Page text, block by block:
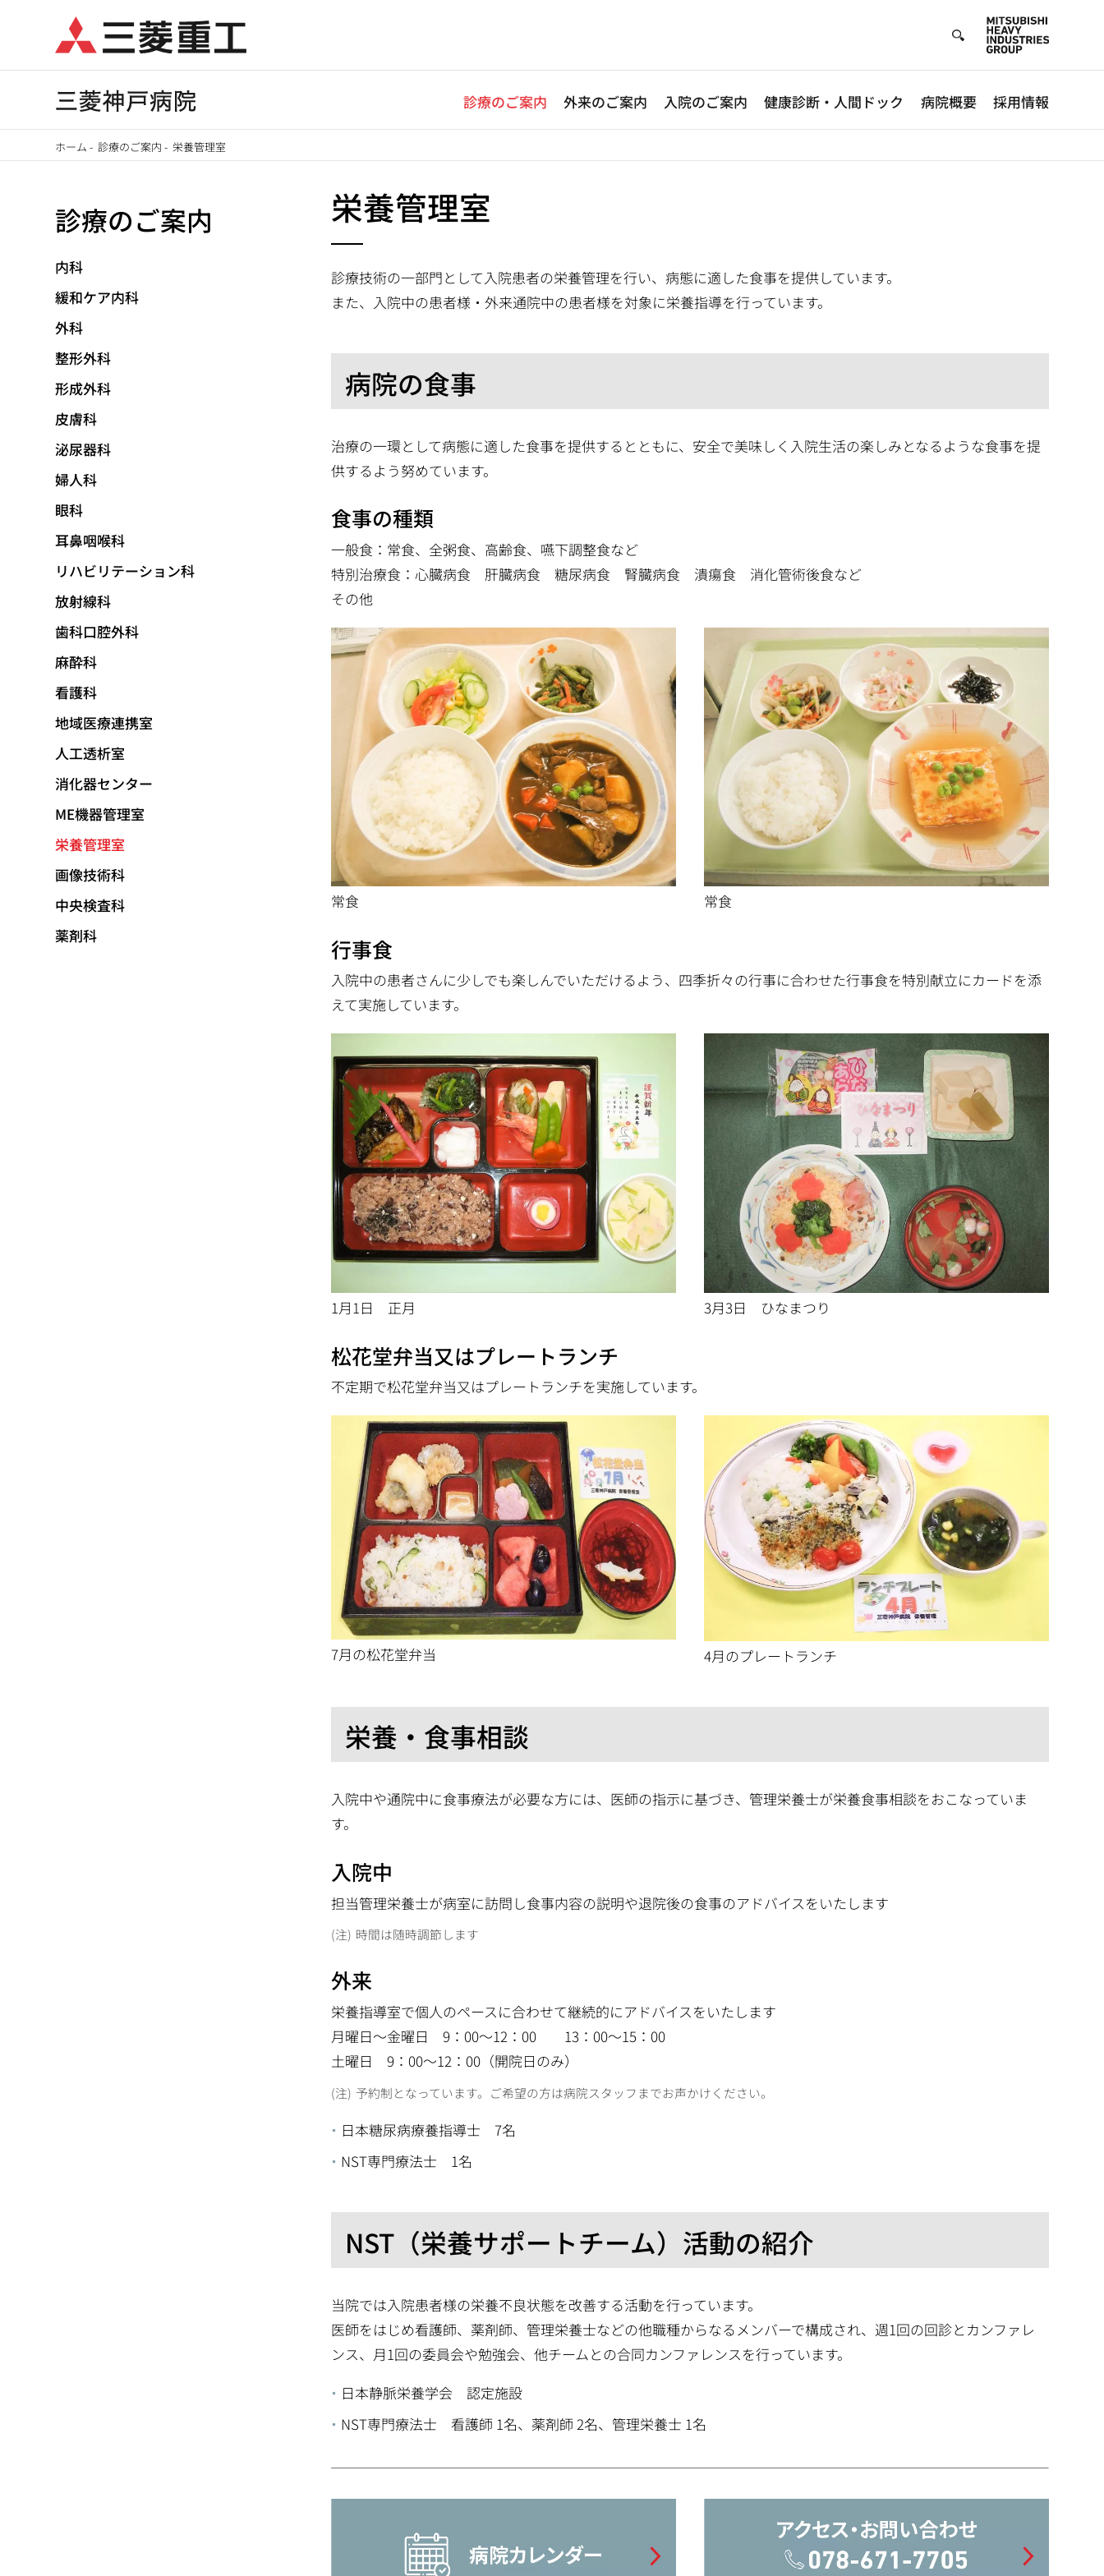
テ
ン
診療のご案内 外来のご案内 入院のご案内 健康診断・人間ドック 病院概要 採用情報
ホーム -診療のご案内 -栄養管理室
栄養管理室
診療技術の一部門として入院患者の栄養管理を行い、病態に適した食事を提供しています。
また、入院中の患者様・外来通院中の患者様を対象に栄養指導を行っています。
病院の食事
治療の一環として病態に適した食事を提供するとともに、安全で美味しく入院生活の楽しみとなるような食事を提
供するよう努めています。
食事の種類
一般食：常食、全粥食、高齢食、嚥下調整食など
特別治療食：心臓病食 肝臓病食 糖尿病食 腎臓病食 潰瘍食 消化管術後食など
その他
常食 常食
行事食
入院中の患者さんに少しでも楽しんでいただけるよう、四季折々の行事に合わせた行事食を特別献立にカードを添
えて実施しています。
1月1日 正月 3月3日 ひなまつり
松花堂弁当又はプレートランチ
不定期で松花堂弁当又はプレートランチを実施しています。
7月の松花堂弁当 4月のプレートランチ
栄養・食事相談
入院中や通院中に食事療法が必要な方には、医師の指示に基づき、管理栄養士が栄養食事相談をおこなっていま
す。
入院中
担当管理栄養士が病室に訪問し食事内容の説明や退院後の食事のアドバイスをいたします
時間は随時調節します
外来
栄養指導室で個人のペースに合わせて継続的にアドバイスをいたします
月曜日～金曜日 9：00～12：00 13：00～15：00
土曜日 9：00～12：00（開院日のみ）
予約制となっています。ご希望の方は病院スタッフまでお声かけください。
日本糖尿病療養指導士 7名
NST専門療法士 1名
NST（栄養サポートチーム）活動の紹介
当院では入院患者様の栄養不良状態を改善する活動を行っています。
医師をはじめ看護師、薬剤師、管理栄養士などの他職種からなるメンバーで構成され、週1回の回診とカンファレ
ンス、月1回の委員会や勉強会、他チームとの合同カンファレンスを行っています。
日本静脈栄養学会 認定施設
NST専門療法士 看護師 1名、薬剤師 2名、管理栄養士 1名
診療のご案内
内科
緩和ケア内科
外科
整形外科
形成外科
皮膚科
泌尿器科
婦人科
眼科
耳鼻咽喉科
リハビリテーション科
放射線科
歯科口腔外科
麻酔科
看護科
地域医療連携室
人工透析室
消化器センター
ME機器管理室
栄養管理室
画像技術科
中央検査科
薬剤科